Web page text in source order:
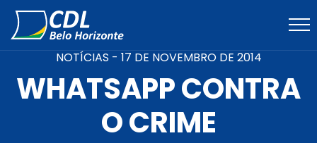
NOTÍCIAS - 17 DE NOVEMBRO DE 2014
WHATSAPP CONTRA
O CRIME